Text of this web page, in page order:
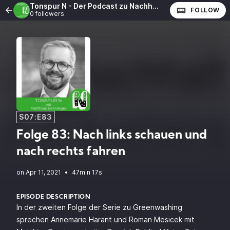
Tonspur N - Der Podcast zu Nachhaltigkeit und CSR
0 followers FOLLOW
S07:E83
Folge 83: Nach links schauen und
nach rechts fahren
• 47min 17s
EPISODE DESCRIPTION
In der zweiten Folge der Serie zu Greenwashing
sprechen Annemarie Harant und Roman Mesicek mit